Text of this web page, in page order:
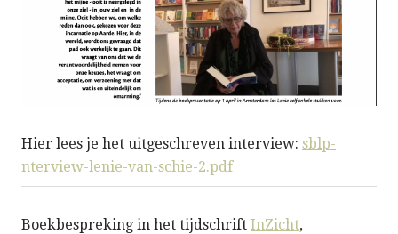
Hier lees je het uitgeschreven interview: sblp-
nterview-lenie-van-schie-2.pdf
Boekbespreking in het tijdschrift InZicht,